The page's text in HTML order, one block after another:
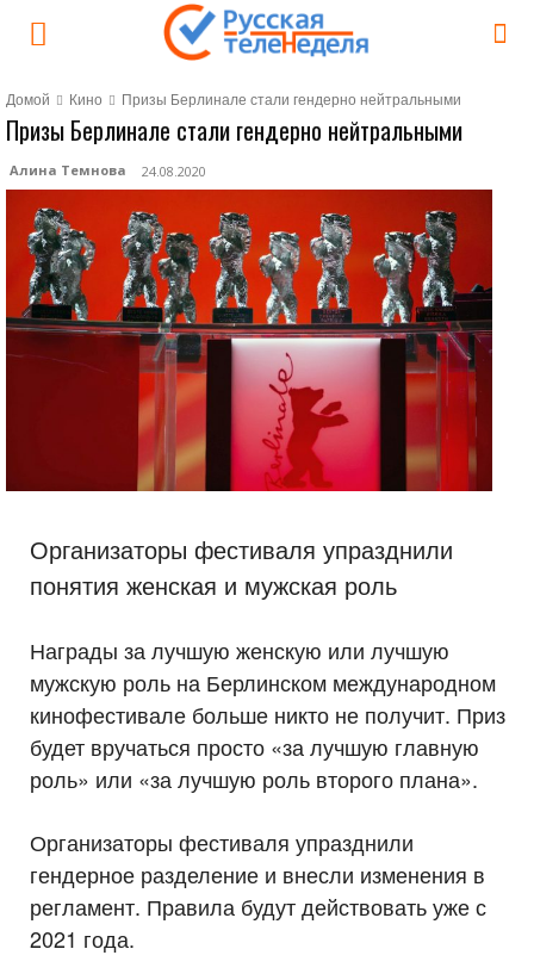
Домой Кино Призы Берлинале стали гендерно нейтральными
Призы Берлинале стали гендерно нейтральными
Алина Темнова 24.08.2020
Организаторы фестиваля упразднили
понятия женская и мужская роль
Награды за лучшую женскую или лучшую
мужскую роль на Берлинском международном
кинофестивале больше никто не получит. Приз
будет вручаться просто «за лучшую главную
роль» или «за лучшую роль второго плана».
Организаторы фестиваля упразднили
гендерное разделение и внесли изменения в
регламент. Правила будут действовать уже с
2021 года.